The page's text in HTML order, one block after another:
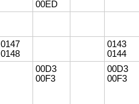
00ED
0147
0148
0143
0144
00D3
00F3
00D3
00F3